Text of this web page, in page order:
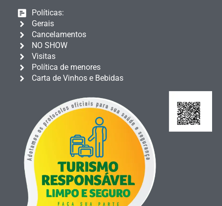
Políticas:
Gerais
Cancelamentos
NO SHOW
Visitas
Política de menores
Carta de Vinhos e Bebidas